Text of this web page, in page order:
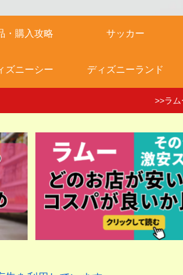
・購入攻略 サッカー
ズニーシー ディズニーランド
>>ラ